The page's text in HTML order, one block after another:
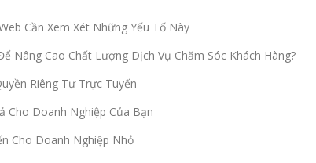
Cần Xem Xét Những Yếu Tố Này
Nâng Cao Chất Lượng Dịch Vụ Chăm Sóc Khách Hàng?
Riêng Tư Trực Tuyến
Cho Doanh Nghiệp Của Bạn
Cho Doanh Nghiệp Nhỏ